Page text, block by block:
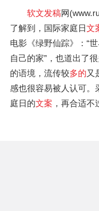
软文发稿网
了解到，国际家庭日 文
电影《绿野仙踪》：“
自己的家”，也道出了
的语境，流传较多的又
感也很容易被人认可。
庭日的文案 ，再合适不